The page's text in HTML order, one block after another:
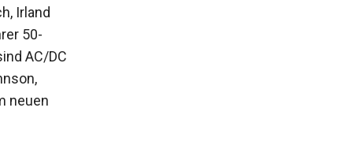
Irland
50-
AC/DC
neuen